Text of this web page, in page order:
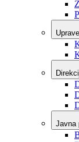
Zavodi